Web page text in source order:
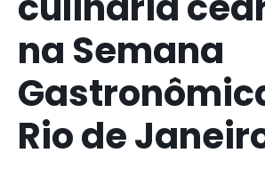
na Semana
Rio de